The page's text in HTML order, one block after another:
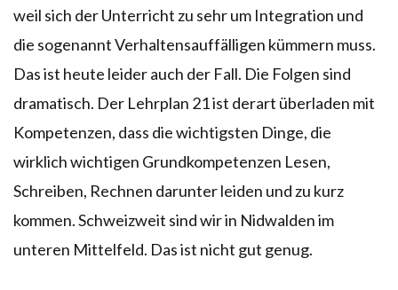
weil sich der Unterricht zu sehr um Integration und
die sogenannt Verhaltensauffälligen kümmern muss.
Das ist heute leider auch der Fall. Die Folgen sind
dramatisch. Der Lehrplan 21 ist derart überladen mit
Kompetenzen, dass die wichtigsten Dinge, die
wirklich wichtigen Grundkompetenzen Lesen,
Schreiben, Rechnen darunter leiden und zu kurz
kommen. Schweizweit sind wir in Nidwalden im
unteren Mittelfeld. Das ist nicht gut genug.